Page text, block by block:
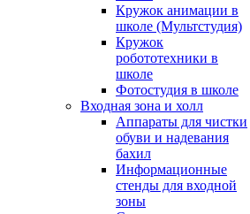
Кружок анимации в
школе (Мультстудия)
Кружок
робототехники в
школе
Фотостудия в школе
Входная зона и холл
Аппараты для чистки
обуви и надевания
бахил
Информационные
стенды для входной
зоны